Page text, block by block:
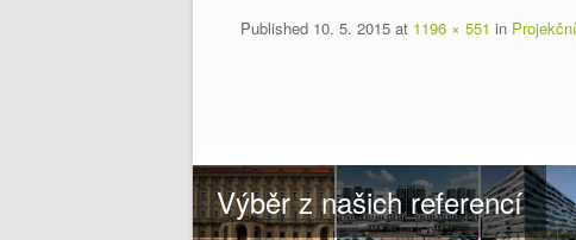
Published 10. 5. 2015 at 1196 × 551 in
Výběr z našich referencí